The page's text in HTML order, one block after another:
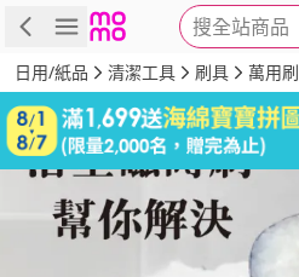
搜全站商品
商品 評價 詳情
日用/紙品 清潔工具 刷具 萬用刷